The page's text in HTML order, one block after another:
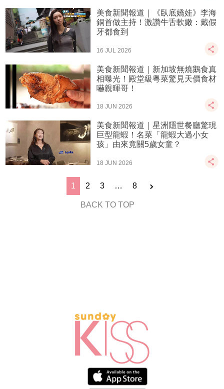
美食新聞報道｜《臥底嬌娃》李海
銅首做主持！激讚牛舌軟嫩：戴假
牙都食到
16 JUL 2026
美食新聞報道｜新加坡無燒鵝食真
相曝光！殿堂級粵菜驚見天價食材
嚇親暉哥！
18 JUN 2026
美食新聞報道｜星洲隱世餐廳驚現
巨型龍蝦！名菜「龍蝦大過小女
孩」由來竟關5歲女童？
18 JUN 2026
1 2 3 … 8
BACK TO TOP